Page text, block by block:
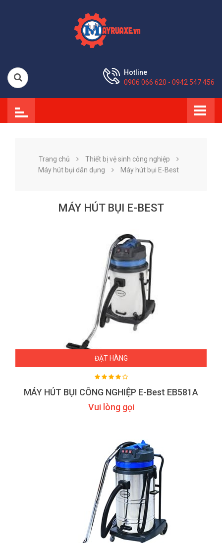
Hotline
0906 066 620 - 0942 547 456
Trang chủ
Thiết bị vệ sinh công nghiệp
Máy hút bụi dân dụng
Máy hút bụi E-Best
MÁY HÚT BỤI E-BEST
ĐẶT HÀNG
MÁY HÚT BỤI CÔNG NGHIỆP E-Best EB581A
Vui lòng gọi